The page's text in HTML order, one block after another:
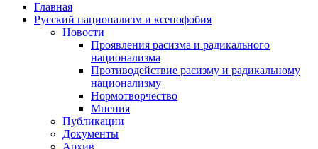
Главная
Русский национализм и ксенофобия
Новости
Проявления расизма и радикального
национализма
Противодействие расизму и радикальному
национализму
Нормотворчество
Мнения
Публикации
Документы